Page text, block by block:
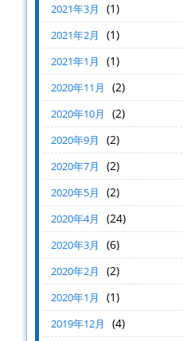
2021年3月 (1)
2021年2月 (1)
2021年1月 (1)
2020年11月 (2)
2020年10月 (2)
2020年9月 (2)
2020年7月 (2)
2020年5月 (2)
2020年4月 (24)
2020年3月 (6)
2020年2月 (2)
2020年1月 (1)
2019年12月 (4)